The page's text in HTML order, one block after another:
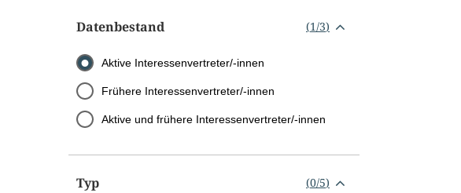
Datenbestand (1/3)
Aktive Interessenvertreter/-innen
Frühere Interessenvertreter/-innen
Aktive und frühere Interessenvertreter/-innen
Typ (0/5)